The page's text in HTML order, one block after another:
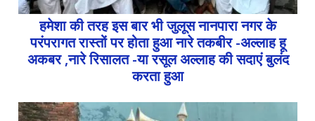
हमेशा की तरह इस बार भी जुलूस नानपारा नगर के
परंपरागत रास्तों पर होता हुआ नारे तकबीर -अल्लाह हू
अकबर ,नारे रिसालत -या रसूल अल्लाह की सदाएं बुलंद
करता हुआ